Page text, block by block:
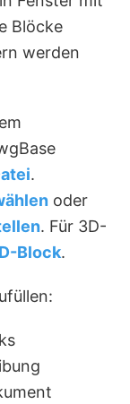
Blöcke
werden
.
oder
. Für 3D-
Block.